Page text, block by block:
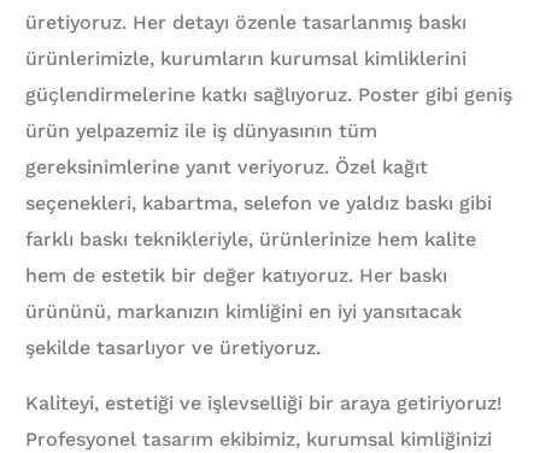
üretiyoruz. Her detayı özenle tasarlanmış baskı
ürünlerimizle, kurumların kurumsal kimliklerini
güçlendirmelerine katkı sağlıyoruz. Poster gibi geniş
ürün yelpazemiz ile iş dünyasının tüm
gereksinimlerine yanıt veriyoruz. Özel kağıt
seçenekleri, kabartma, selefon ve yaldız baskı gibi
farklı baskı teknikleriyle, ürünlerinize hem kalite
hem de estetik bir değer katıyoruz. Her baskı
ürününü, markanızın kimliğini en iyi yansıtacak
şekilde tasarlıyor ve üretiyoruz.
Kaliteyi, estetiği ve işlevselliği bir araya getiriyoruz!
Profesyonel tasarım ekibimiz, kurumsal kimliğinizi